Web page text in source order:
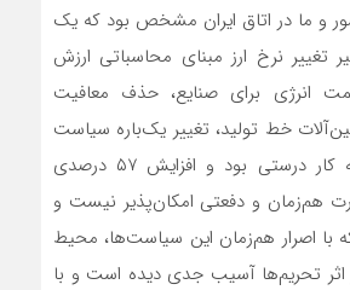
و ما در اتاق ایران مشخص بود که یک
تغییر نرخ ارز مبنای محاسباتی ارزش
انرژی برای صنایع، حذف معافیت
خط تولید، تغییر یک‌باره سیاست
ارز ۴۲۰۰ تومانی که کار درستی بود و افزایش ۵۷ درصدی
هم‌زمان و دفعتی امکان‌پذیر نیست و
با اصرار هم‌زمان این سیاست‌ها، محیط
اثر تحریم‌ها آسیب جدی دیده است و با